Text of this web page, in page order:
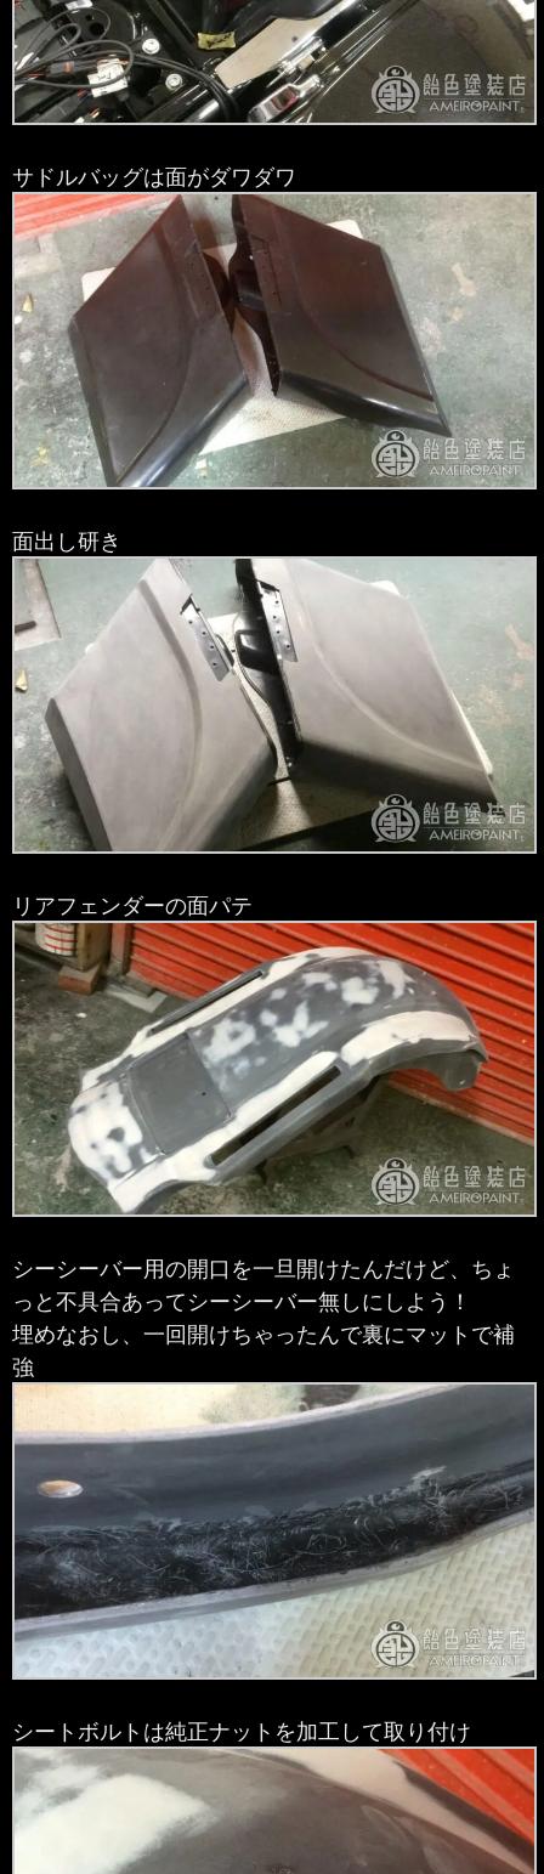
サドルバッグは面がダワダワ
面出し研き
リアフェンダーの面パテ
シーシーバー用の開口を一旦開けたんだけど、ちょ
っと不具合あってシーシーバー無しにしよう！
埋めなおし、一回開けちゃったんで裏にマットで補
強
シートボルトは純正ナットを加工して取り付け